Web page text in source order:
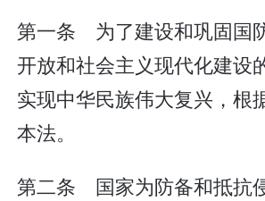
第一条 为了建设和巩固国
开放和社会主义现代化建设
实现中华民族伟大复兴，根
本法。
第二条 国家为防备和抵抗